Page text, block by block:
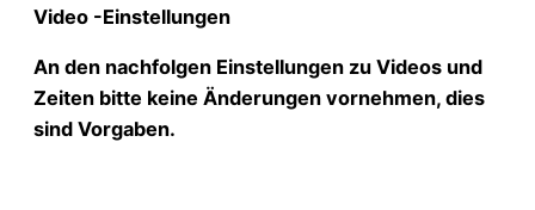
Video -Einstellungen
An den nachfolgen Einstellungen zu Videos und
Zeiten bitte keine Änderungen vornehmen, dies
sind Vorgaben.